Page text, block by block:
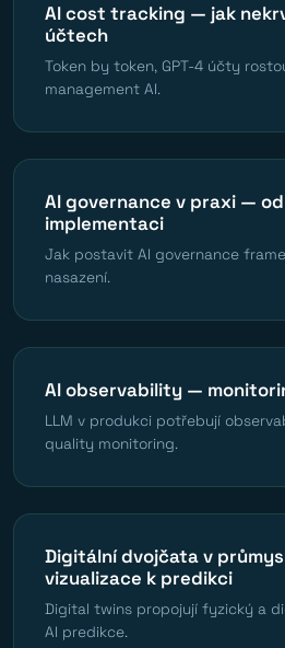
AI cost tracking — jak
účtech
Token by token, GPT-4 účty
management AI.
AI governance v praxi —
implementaci
Jak postavit AI governance
nasazení.
AI observability —
LLM v produkci potřebují
quality monitoring.
Digitální dvojčata v
vizualizace k predikci
Digital twins propojují fyzický a
AI predikce.